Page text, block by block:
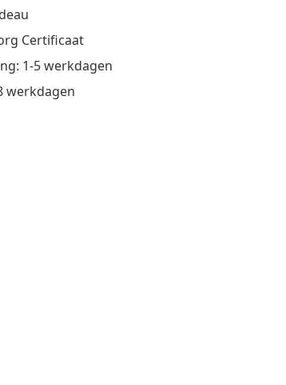
Certificaat
1-5 werkdagen
werkdagen